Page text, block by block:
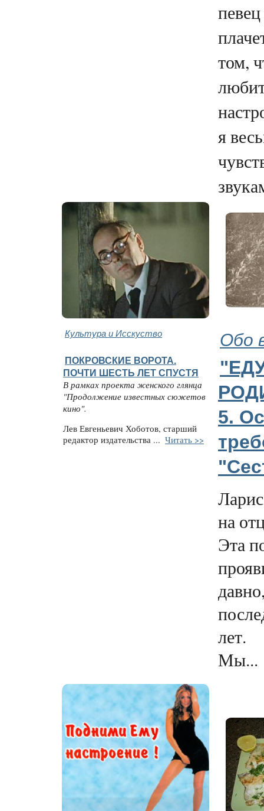
том,
я
Культура и Исскуство Обо
ПОКРОВСКИЕ ВОРОТА.
ПОЧТИ ШЕСТЬ ЛЕТ СПУСТЯ
В рамках проекта женского глянца
"Продолжение известных сюжетов
кино".
Лев Евгеньевич Хоботов, старший
редактор издательства ... Читать >>
5.
на
Эта
лет.
Мы...